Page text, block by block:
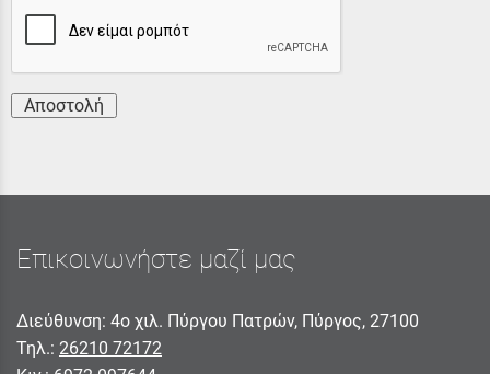
Αποστολή
Επικοινωνήστε μαζί μας
Διεύθυνση: 4ο χιλ. Πύργου Πατρών, Πύργος, 27100
Τηλ.: 26210 72172